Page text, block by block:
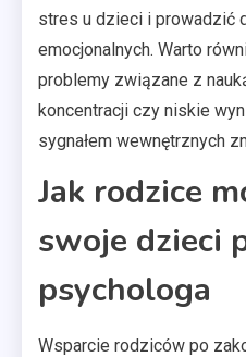
stres u dzieci i prowadzić
emocjonalnych. Warto
problemy związane z
koncentracji czy niskie
sygnałem wewnętrznych
Jak rodzice
swoje dzieci
psychologa
Wsparcie rodziców po